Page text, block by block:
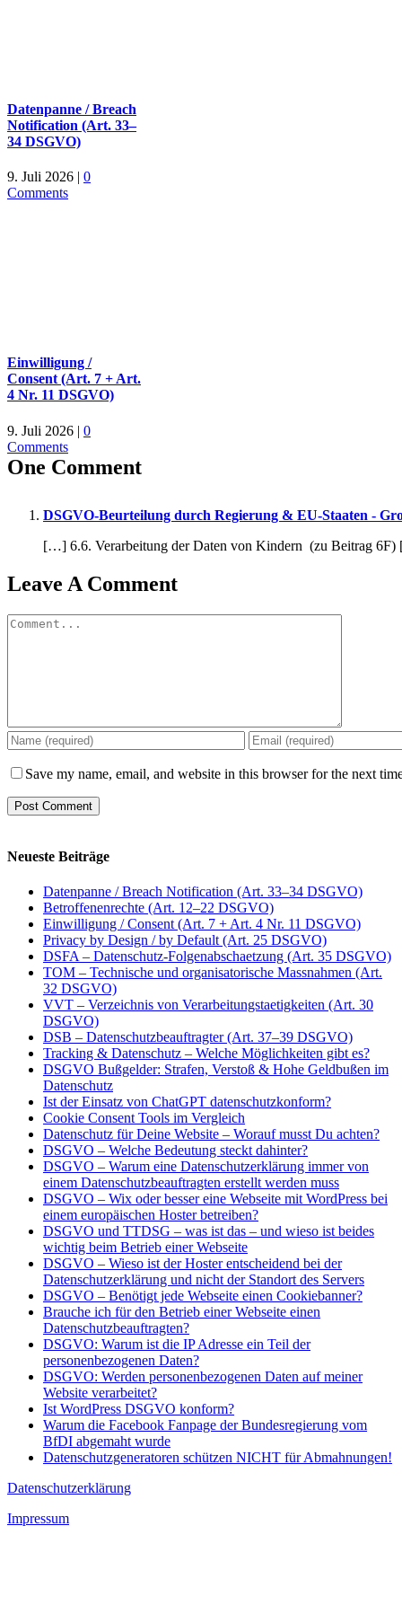
Datenpanne / Breach
Notification (Art. 33–
34 DSGVO)
9. Juli 2026 | 0
Comments
Einwilligung /
Consent (Art. 7 + Art.
4 Nr. 11 DSGVO)
9. Juli 2026 | 0
Comments
One Comment
DSGVO-Beurteilung durch Regierung & EU-Staaten -
[…] 6.6. Verarbeitung der Daten von Kindern (zu Beitrag
Leave A Comment
Comment
Save my name, email, and website in this browser for the next
Neueste Beiträge
Datenpanne / Breach Notification (Art. 33–34 DSGVO)
Betroffenenrechte (Art. 12–22 DSGVO)
Einwilligung / Consent (Art. 7 + Art. 4 Nr. 11 DSGVO)
Privacy by Design / by Default (Art. 25 DSGVO)
DSFA – Datenschutz-Folgenabschaetzung (Art. 35 DSGVO)
TOM – Technische und organisatorische Massnahmen (Art.
32 DSGVO)
VVT – Verzeichnis von Verarbeitungstaetigkeiten (Art. 30
DSGVO)
DSB – Datenschutzbeauftragter (Art. 37–39 DSGVO)
Tracking & Datenschutz – Welche Möglichkeiten gibt es?
DSGVO Bußgelder: Strafen, Verstoß & Hohe Geldbußen im
Datenschutz
Ist der Einsatz von ChatGPT datenschutzkonform?
Cookie Consent Tools im Vergleich
Datenschutz für Deine Website – Worauf musst Du achten?
DSGVO – Welche Bedeutung steckt dahinter?
DSGVO – Warum eine Datenschutzerklärung immer von
einem Datenschutzbeauftragten erstellt werden muss
DSGVO – Wix oder besser eine Webseite mit WordPress bei
einem europäischen Hoster betreiben?
DSGVO und TTDSG – was ist das – und wieso ist beides
wichtig beim Betrieb einer Webseite
DSGVO – Wieso ist der Hoster entscheidend bei der
Datenschutzerklärung und nicht der Standort des Servers
DSGVO – Benötigt jede Webseite einen Cookiebanner?
Brauche ich für den Betrieb einer Webseite einen
Datenschutzbeauftragten?
DSGVO: Warum ist die IP Adresse ein Teil der
personenbezogenen Daten?
DSGVO: Werden personenbezogenen Daten auf meiner
Website verarbeitet?
Ist WordPress DSGVO konform?
Warum die Facebook Fanpage der Bundesregierung vom
BfDI abgemaht wurde
Datenschutzgeneratoren schützen NICHT für Abmahnungen!
Datenschutzerklärung
Impressum